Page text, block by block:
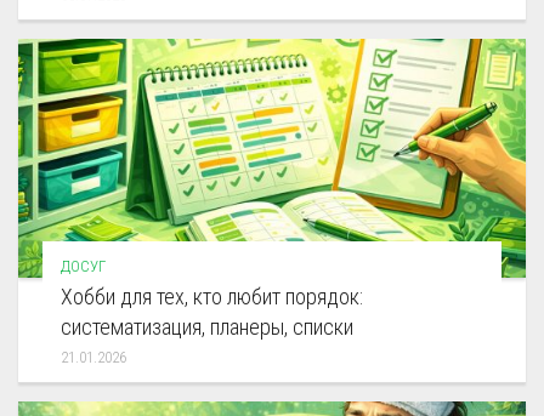
ДОСУГ
Хобби для тех, кто любит порядок:
систематизация, планеры, списки
21.01.2026